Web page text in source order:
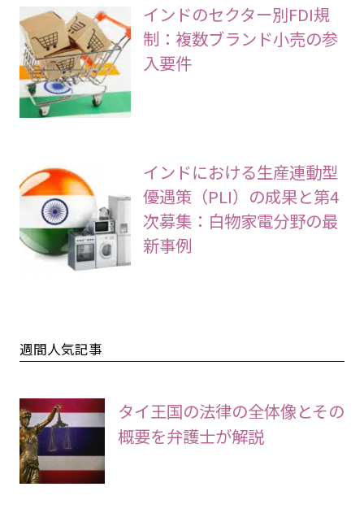
インドのセクター別FDI規
制：複数ブランド小売の参
入要件
インドにおける生産連動型
優遇策（PLI）の成果と第4
次募集：白物家電分野の最
新事例
週間人気記事
タイ王国の法律の全体像とその
概要を弁護士が解説